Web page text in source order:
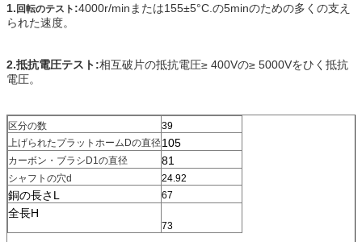
1.回転のテスト :4000r/minまたは155±5°C.の5minのための多くの支え
られた速度。
2.抵抗電圧テスト:相互破片の抵抗電圧≥ 400Vの≥ 5000Vをひく抵抗
電圧。
区分の数
39
上げられたプラットホームDの直径105
カーボン・ブラシD1の直径 81
シャフトの穴d 24.92
銅の長さL 67
全長H
73